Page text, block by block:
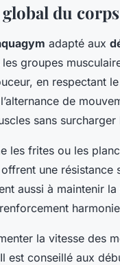
du
adapté aux
groupes
en respectant
de
sans
les frites ou les
une résistance
aussi à maintenir
la vitesse des
conseillé aux